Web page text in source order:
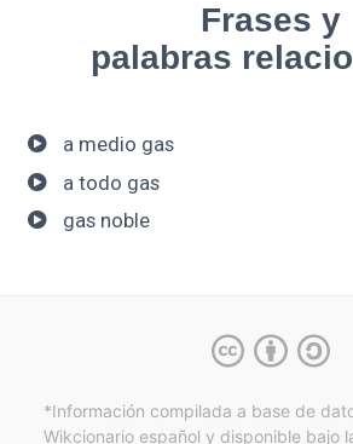
Frases y
palabras
a medio gas
a todo gas
gas noble
*Información compilada a base de
Wikcionario español y disponible bajo